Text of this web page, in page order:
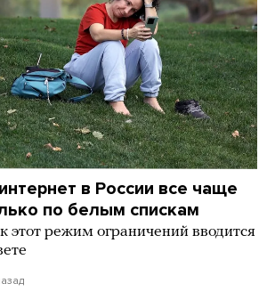
в России все чаще
по белым спискам
этот режим ограничений вводится